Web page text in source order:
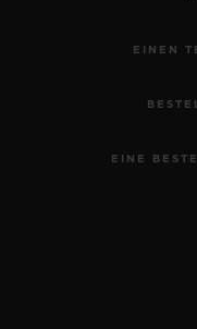
EINEN
EINE